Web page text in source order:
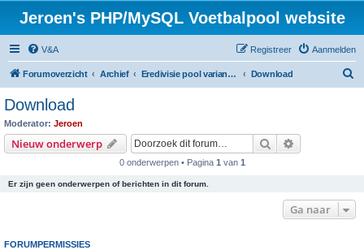
Jeroen's PHP/MySQL Voetbalpool website
V&A Aanmelden
Registreer
Forumoverzicht Archief Eredivisie pool variant seizoen 2012 / 2013 Download
Download
Moderator: Jeroen
Nieuw onderwerp Zoek
0 onderwerpen • Pagina 1 van 1
Er zijn geen onderwerpen of berichten in dit forum.
Ga naar
FORUMPERMISSIES